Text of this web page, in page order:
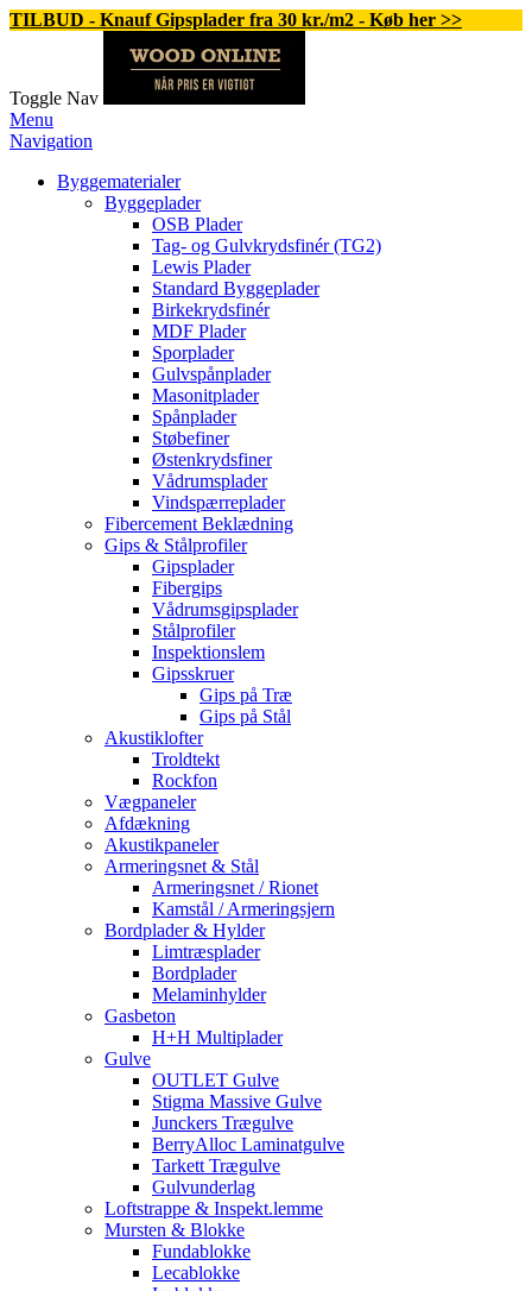
TILBUD - Knauf Gipsplader fra 30 kr./m2 - Køb her >>
Toggle Nav
Menu
Navigation
Byggematerialer
Byggeplader
OSB Plader
Tag- og Gulvkrydsfinér (TG2)
Lewis Plader
Standard Byggeplader
Birkekrydsfinér
MDF Plader
Sporplader
Gulvspånplader
Masonitplader
Spånplader
Støbefiner
Østenkrydsfiner
Vådrumsplader
Vindspærreplader
Fibercement Beklædning
Gips & Stålprofiler
Gipsplader
Fibergips
Vådrumsgipsplader
Stålprofiler
Inspektionslem
Gipsskruer
Gips på Træ
Gips på Stål
Akustiklofter
Troldtekt
Rockfon
Vægpaneler
Afdækning
Akustikpaneler
Armeringsnet & Stål
Armeringsnet / Rionet
Kamstål / Armeringsjern
Bordplader & Hylder
Limtræsplader
Bordplader
Melaminhylder
Gasbeton
H+H Multiplader
Gulve
OUTLET Gulve
Stigma Massive Gulve
Junckers Trægulve
BerryAlloc Laminatgulve
Tarkett Trægulve
Gulvunderlag
Loftstrappe & Inspekt.lemme
Mursten & Blokke
Fundablokke
Lecablokke